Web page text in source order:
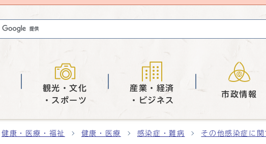
観光・文化
・スポーツ
産業・経済
・ビジネス
市政情報
健康・医療・福祉 健康・医療 感染症・難病 その他感染症に